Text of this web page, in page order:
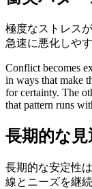
極度なストレス
急速に悪化しや
Conflict becomes
in ways that make
for certainty. The
that pattern runs
長期的な見
長期的な安定性
線とニーズを継